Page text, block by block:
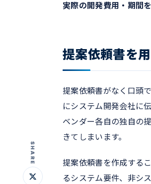
SHARE
実際の開発費用・期間
提案依頼書を
提案依頼書がなく口頭
にシステム開発会社に
ベンダー各自の独自の
きてしまいます。
提案依頼書を作成する
るシステム要件、非シ